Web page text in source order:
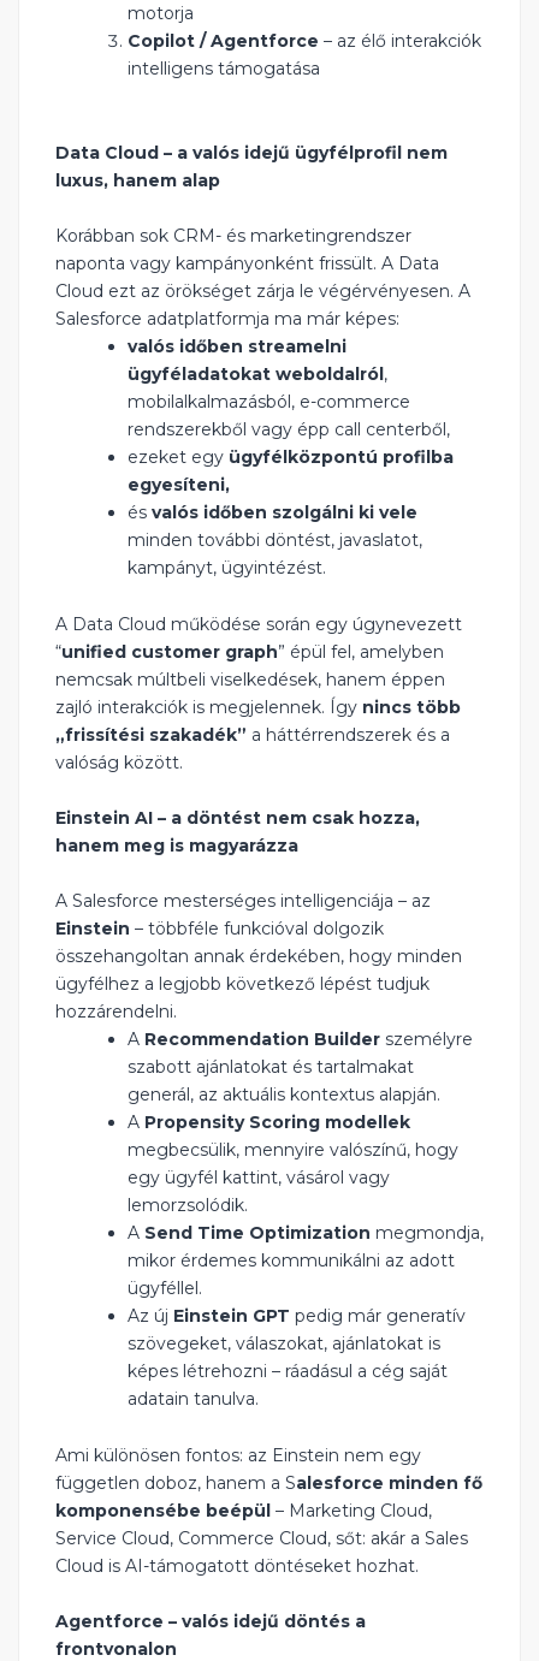
motorja
Copilot / Agentforce – az élő interakciók
intelligens támogatása
Data Cloud – a valós idejű ügyfélprofil nem
luxus, hanem alap
Korábban sok CRM- és marketingrendszer
naponta vagy kampányonként frissült. A Data
Cloud ezt az örökséget zárja le végérvényesen. A
Salesforce adatplatformja ma már képes:
valós időben streamelni
ügyféladatokat weboldalról,
mobilalkalmazásból, e-commerce
rendszerekből vagy épp call centerből,
ezeket egy ügyfélközpontú profilba
egyesíteni,
és valós időben szolgálni ki vele
minden további döntést, javaslatot,
kampányt, ügyintézést.
A Data Cloud működése során egy úgynevezett
“unified customer graph” épül fel, amelyben
nemcsak múltbeli viselkedések, hanem éppen
zajló interakciók is megjelennek. Így nincs több
„frissítési szakadék” a háttérrendszerek és a
valóság között.
Einstein AI – a döntést nem csak hozza,
hanem meg is magyarázza
A Salesforce mesterséges intelligenciája – az
Einstein – többféle funkcióval dolgozik
összehangoltan annak érdekében, hogy minden
ügyfélhez a legjobb következő lépést tudjuk
hozzárendelni.
A Recommendation Builder személyre
szabott ajánlatokat és tartalmakat
generál, az aktuális kontextus alapján.
A Propensity Scoring modellek
megbecsülik, mennyire valószínű, hogy
egy ügyfél kattint, vásárol vagy
lemorzsolódik.
A Send Time Optimization megmondja,
mikor érdemes kommunikálni az adott
ügyféllel.
Az új Einstein GPT pedig már generatív
szövegeket, válaszokat, ajánlatokat is
képes létrehozni – ráadásul a cég saját
adatain tanulva.
Ami különösen fontos: az Einstein nem egy
független doboz, hanem a Salesforce minden fő
komponensébe beépül – Marketing Cloud,
Service Cloud, Commerce Cloud, sőt: akár a Sales
Cloud is AI-támogatott döntéseket hozhat.
Agentforce – valós idejű döntés a
frontvonalon